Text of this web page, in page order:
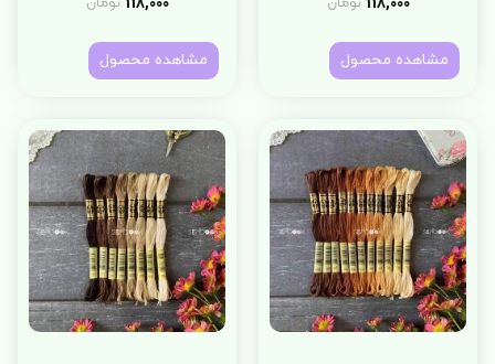
مشاهده محصول مشاهده محصول